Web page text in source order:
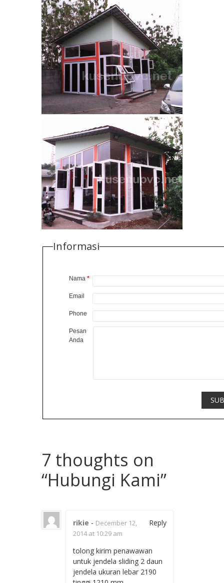
Informasi
Nama *
Email
Phone
Pesan
Anda
7 thoughts on
“Hubungi Kami”
rikie - December 12,
2014 at 10:29 am
tolong kirim penawawan
untuk jendela sliding 2 daun
jendela ukuran lebar 2190
Reply